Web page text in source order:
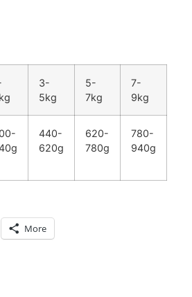
3-
5kg
5-
7kg
7-
9kg
440-
620g
620-
780g
780-
940g
More